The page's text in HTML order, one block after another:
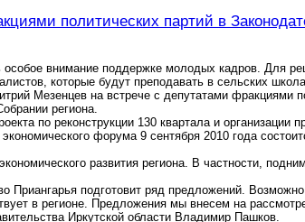
политических партий в
особое внимание поддержке молодых кадров. Для
которые будут преподавать в сельских
Мезенцев на встрече с депутатами фракциями
региона.
по реконструкции 130 квартала и организации
форума 9 сентября 2010 года
развития региона. В частности,
Приангарья подготовит ряд предложений.
в регионе. Предложения мы внесем на
Иркутской области Владимир Пашков.